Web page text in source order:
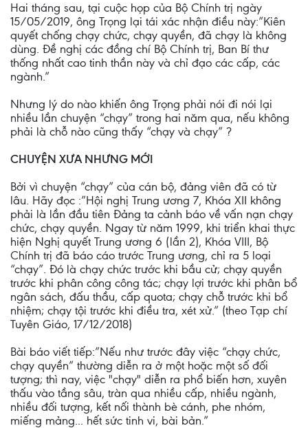
Hai tháng sau, tại cuộc họp của Bộ Chính trị ngày
15/05/2019, ông Trọng lại tái xác nhận điều này:”Kiên
quyết chống chạy chức, chạy quyền, đã chạy là không
dùng. Đề nghị các đồng chí Bộ Chính trị, Ban Bí thư
thống nhất cao tinh thần này và chỉ đạo các cấp, các
ngành.”
Nhưng lý do nào khiến ông Trọng phải nói đi nói lại
nhiều lần chuyện “chạy” trong hai năm qua, nếu không
phải là chỗ nào cũng thấy “chạy và chạy” ?
CHUYỆN XƯA NHƯNG MỚI
Bởi vì chuyện “chạy” của cán bộ, đảng viên đã có từ
lâu. Hãy đọc :”Hội nghị Trung ương 7, Khóa XII không
phải là lần đầu tiên Đảng ta cảnh báo về vấn nạn chạy
chức, chạy quyền. Ngay từ năm 1999, khi triển khai thực
hiện Nghị quyết Trung ương 6 (lần 2), Khóa VIII, Bộ
Chính trị đã báo cáo trước Trung ương, chỉ ra 5 loại
“chạy”. Đó là chạy chức trước khi bầu cử; chạy quyền
trước khi phân công công tác; chạy lợi trước khi phân bổ
ngân sách, đấu thầu, cấp quota; chạy chỗ trước khi bổ
nhiệm; chạy tội trước khi điều tra, xét xử.” (theo Tạp chí
Tuyên Giáo, 17/12/2018)
Bài báo viết tiếp:”Nếu như trước đây việc “chạy chức,
chạy quyền” thường diễn ra ở một hoặc một số đối
tượng; thì nay, việc "chạy" diễn ra phổ biến hơn, xuyên
thấu vào tầng sâu, tràn qua nhiều cấp, nhiều ngành,
nhiều đối tượng, kết nối thành bè cánh, phe nhóm,
miếng mảng... hết sức tinh vi, bài bản.”